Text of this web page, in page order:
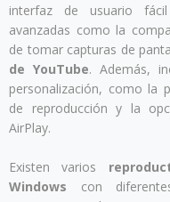
interfaz de usuario
avanzadas como la
de tomar capturas de
de YouTube. Además,
personalización, como la
de reproducción y la
AirPlay.
Existen varios
Windows con